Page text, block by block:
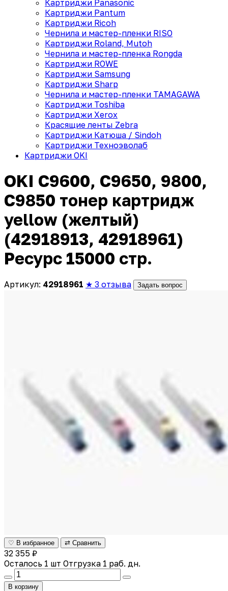
Картриджи Panasonic
Картриджи Pantum
Картриджи Ricoh
Чернила и мастер-пленки RISO
Картриджи Roland, Mutoh
Чернила и мастер-пленка Rongda
Картриджи ROWE
Картриджи Samsung
Картриджи Sharp
Чернила и мастер-пленки TAMAGAWA
Картриджи Toshiba
Картриджи Xerox
Красящие ленты Zebra
Картриджи Катюша / Sindoh
Картриджи Техноэволаб
Картриджи OKI
OKI C9600, C9650, 9800,
C9850 тонер картридж
yellow (желтый)
(42918913, 42918961)
Ресурс 15000 стр.
Артикул: 42918961 ★ 3 отзыва Задать вопрос
♡ В избранное ⇄ Сравнить
32 355 ₽
Осталось 1 шт Отгрузка 1 раб. дн.
В корзину